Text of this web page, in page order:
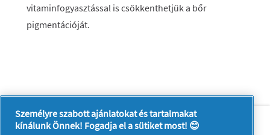
vitaminfogyasztással is csökkenthetjük a bőr
pigmentációját.
Rólunk
Kapcsolatfelvétel
A pg.com felkeresése
Személyre szabott ajánlatokat és tartalmakat
kínálunk Önnek! Fogadja el a sütiket most! 😊